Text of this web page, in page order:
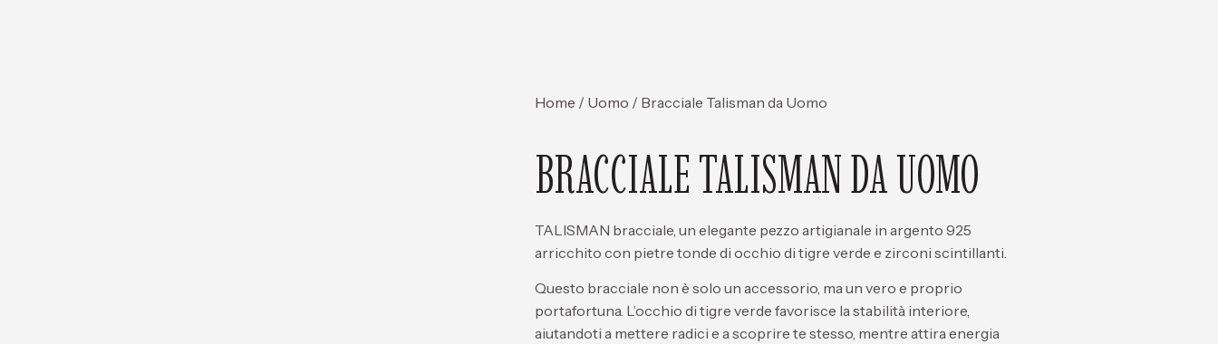
Home / Uomo / Bracciale Talisman da Uomo
BRACCIALE TALISMAN DA UOMO
TALISMAN bracciale, un elegante pezzo artigianale in argento 925
arricchito con pietre tonde di occhio di tigre verde e zirconi scintillanti.
Questo bracciale non è solo un accessorio, ma un vero e proprio
portafortuna. L’occhio di tigre verde favorisce la stabilità interiore,
aiutandoti a mettere radici e a scoprire te stesso, mentre attira energia